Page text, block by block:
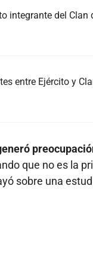
integrante del
entre Ejército y
que no es la
sobre una